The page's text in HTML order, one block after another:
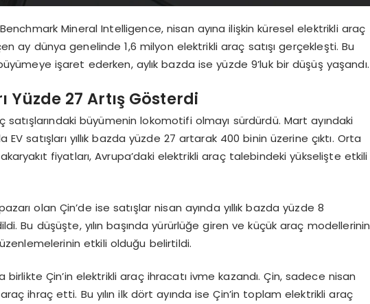
Mineral Intelligence, nisan ayına ilişkin küresel elektrikli araç
ay dünya genelinde 1,6 milyon elektrikli araç satışı gerçekleşti. Bu
işaret ederken, aylık bazda ise yüzde 9’luk bir düşüş yaşandı.
Yüzde 27 Artış Gösterdi
satışlarındaki büyümenin lokomotifi olmayı sürdürdü. Mart ayındaki
EV satışları yıllık bazda yüzde 27 artarak 400 binin üzerine çıktı. Orta
fiyatları, Avrupa’daki elektrikli araç talebindeki yükselişte etkili
olan Çin’de ise satışlar nisan ayında yıllık bazda yüzde 8
Bu düşüşte, yılın başında yürürlüğe giren ve küçük araç modellerinin
etkili olduğu belirtildi.
Çin’in elektrikli araç ihracatı ivme kazandı. Çin, sadece nisan
ihraç etti. Bu yılın ilk dört ayında ise Çin’in toplam elektrikli araç